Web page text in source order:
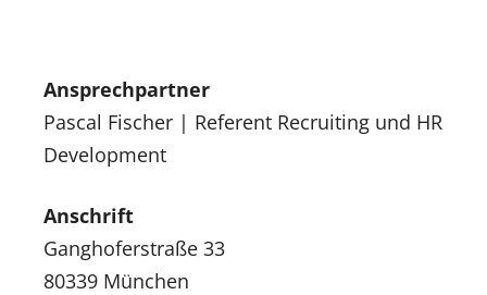
Ansprechpartner
Pascal Fischer | Referent Recruiting und HR
Development
Anschrift
Ganghoferstraße 33
80339 München